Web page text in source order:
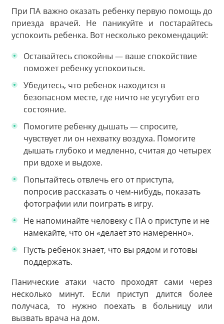
При ПА важно оказать ребенку первую помощь до
приезда врачей. Не паникуйте и постарайтесь
успокоить ребенка. Вот несколько рекомендаций:
Оставайтесь спокойны — ваше спокойствие
поможет ребенку успокоиться.
Убедитесь, что ребенок находится в
безопасном месте, где ничто не усугубит его
состояние.
Помогите ребенку дышать — спросите,
чувствует ли он нехватку воздуха. Помогите
дышать глубоко и медленно, считая до четырех
при вдохе и выдохе.
Попытайтесь отвлечь его от приступа,
попросив рассказать о чем-нибудь, показать
фотографии или поиграть в игру.
Не напоминайте человеку с ПА о приступе и не
намекайте, что он «делает это намеренно».
Пусть ребенок знает, что вы рядом и готовы
поддержать.
Панические атаки часто проходят сами через
несколько минут. Если приступ длится более
получаса, то нужно поехать в больницу или
вызвать врача на дом.